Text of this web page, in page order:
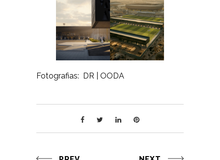
Fotografias: DR | OODA